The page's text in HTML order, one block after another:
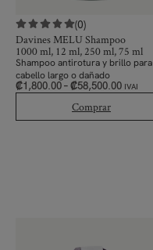
(0)
Davines MELU Shampoo
1000 ml, 12 ml, 250 ml, 75 ml
Shampoo antirotura y brillo para
cabello largo o dañado
₡1,800.00–₡58,500.00 IVAI
Comprar